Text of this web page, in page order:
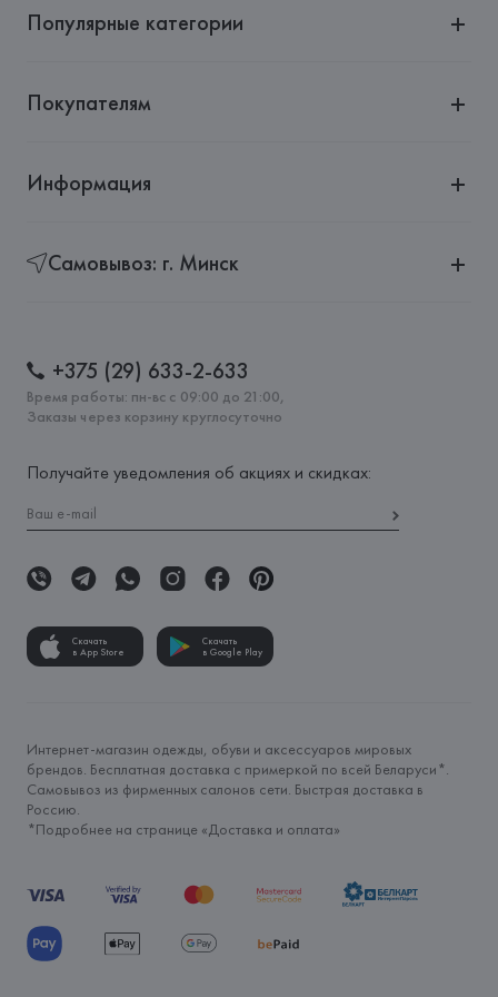
Популярные категории
Покупателям
Информация
Самовывоз: г. Минск
+375 (29) 633-2-633
Время работы: пн-вс с 09:00 до 21:00,
Заказы через корзину круглосуточно
Получайте уведомления об акциях и скидках:
Скачать
в App Store
Скачать
в Google Play
Интернет-магазин одежды, обуви и аксессуаров мировых
брендов. Бесплатная доставка с примеркой по всей Беларуси*.
Самовывоз из фирменных салонов сети. Быстрая доставка в
Россию.
*Подробнее на странице «Доставка и оплата»